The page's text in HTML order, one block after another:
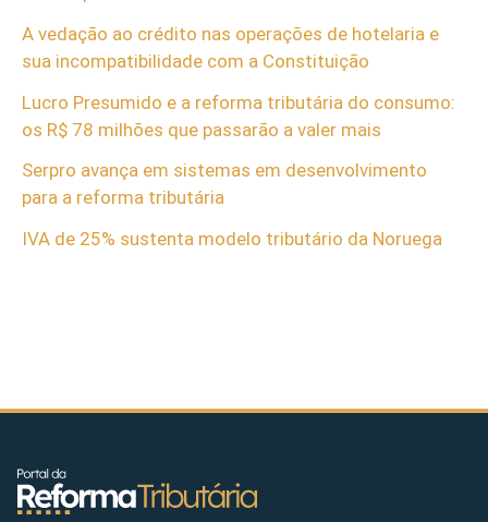
A vedação ao crédito nas operações de hotelaria e
sua incompatibilidade com a Constituição
Lucro Presumido e a reforma tributária do consumo:
os R$ 78 milhões que passarão a valer mais
Serpro avança em sistemas em desenvolvimento
para a reforma tributária
IVA de 25% sustenta modelo tributário da Noruega